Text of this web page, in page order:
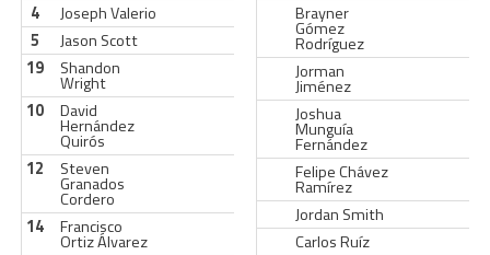
4
Joseph Valerio
5
Jason Scott
19
Shandon
Wright
10
David
Hernández
Quirós
12
Steven
Granados
Cordero
14
Francisco
Ortiz Álvarez
Brayner
Gómez
Rodríguez
Jorman
Jiménez
Joshua
Munguía
Fernández
Felipe Chávez
Ramírez
Jordan Smith
Carlos Ruíz